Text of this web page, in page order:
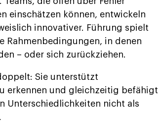
einschätzen können, entwickeln
innovativer. Führung spielt
Rahmenbedingungen, in denen
– oder sich zurückziehen.
Sie unterstützt
erkennen und gleichzeitig befähigt
Unterschiedlichkeiten nicht als